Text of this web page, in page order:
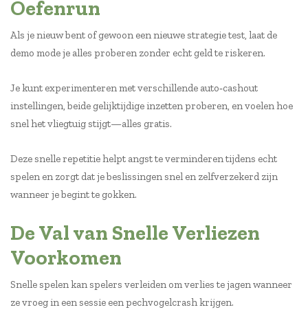
Oefenrun
Als je nieuw bent of gewoon een nieuwe strategie test, laat de
demo mode je alles proberen zonder echt geld te riskeren.
Je kunt experimenteren met verschillende auto‑cashout
instellingen, beide gelijktijdige inzetten proberen, en voelen hoe
snel het vliegtuig stijgt—alles gratis.
Deze snelle repetitie helpt angst te verminderen tijdens echt
spelen en zorgt dat je beslissingen snel en zelfverzekerd zijn
wanneer je begint te gokken.
De Val van Snelle Verliezen
Voorkomen
Snelle spelen kan spelers verleiden om verlies te jagen wanneer
ze vroeg in een sessie een pechvogelcrash krijgen.